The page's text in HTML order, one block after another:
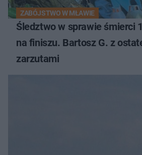
ZABÓJSTWO W MŁAWIE
Śledztwo w sprawie śmierci
na finiszu. Bartosz G. z
zarzutami